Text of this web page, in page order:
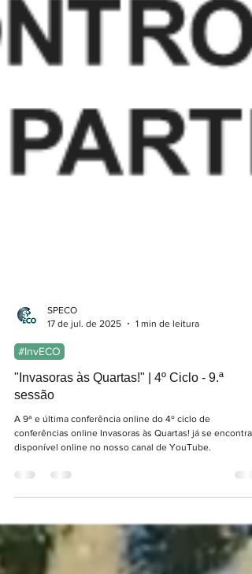
17 de jul. de 2025
#InvECO
sessão
A 9ª e última conferência online do 4º ciclo de
disponível online no nosso canal de YouTube.